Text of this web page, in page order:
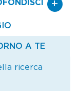
delle Vie
flora che
+